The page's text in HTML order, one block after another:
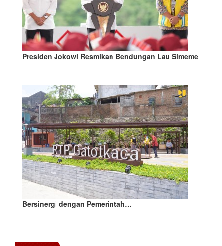
Presiden Jokowi Resmikan Bendungan Lau Simeme
Bersinergi dengan Pemerintah…